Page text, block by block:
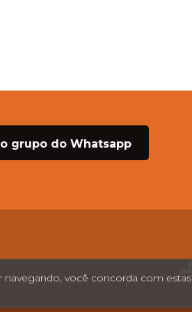
grupo do Whatsapp
você concorda com estas